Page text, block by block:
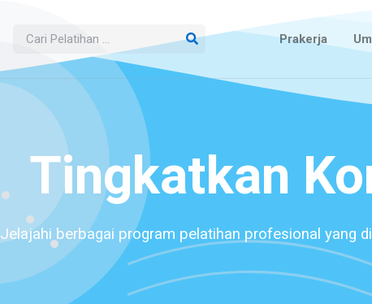
Prakerja
Tingkatkan
Jelajahi berbagai program pelatihan profesional yang